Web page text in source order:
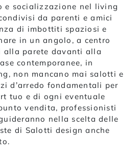
e socializzazione nel living
da parenti e amici
di imbottiti spaziosi e
in un angolo, a centro
alla parete davanti alla
contemporanee, in
non mancano mai salotti e
d’arredo fondamentali per
tuo e di ogni eventuale
vendita, professionisti
nella scelta delle
di Salotti design anche